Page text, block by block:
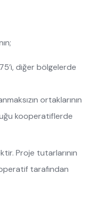
diğer bölgelerde
ortaklarının
kooperatiflerde
Proje tutarlarının
tarafından